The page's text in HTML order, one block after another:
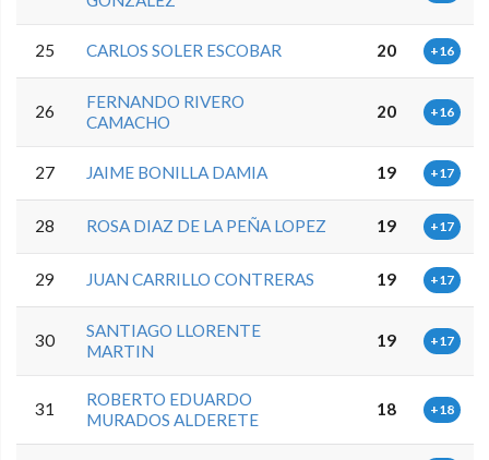
25 CARLOS SOLER ESCOBAR 20 +16
26
FERNANDO RIVERO
CAMACHO
20 +16
27 JAIME BONILLA DAMIA 19 +17
28 ROSA DIAZ DE LA PEÑA LOPEZ 19 +17
29 JUAN CARRILLO CONTRERAS 19 +17
30
SANTIAGO LLORENTE
MARTIN
19 +17
31
ROBERTO EDUARDO
MURADOS ALDERETE
18 +18